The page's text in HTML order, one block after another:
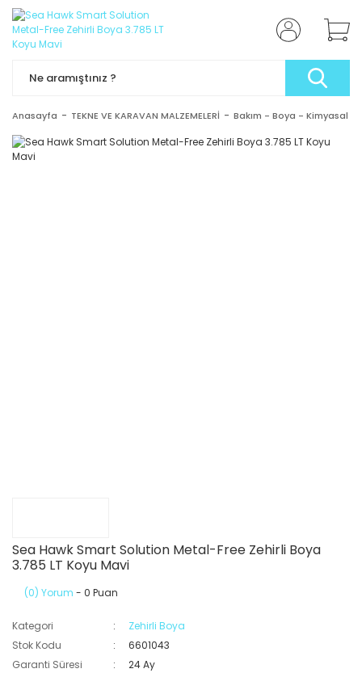
Anasayfa TEKNE VE KARAVAN MALZEMELERİ Bakım - Boya - Kimyasal
Sea Hawk Smart Solution Metal-Free Zehirli Boya
3.785 LT Koyu Mavi
(0) Yorum - 0 Puan
Kategori
Zehirli Boya
Stok Kodu
6601043
Garanti Süresi
24 Ay